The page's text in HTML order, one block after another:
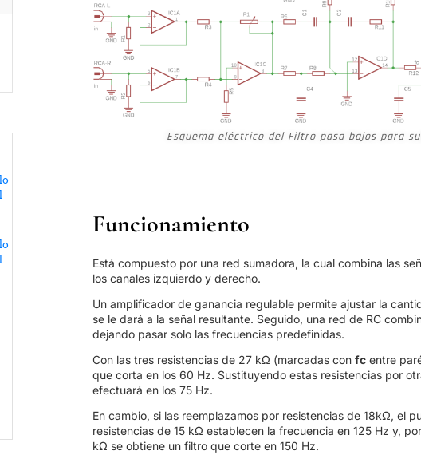
Esquema eléctrico del Filtro pasa bajos para
Funcionamiento
Está compuesto por una red sumadora, la cual combina las
los canales izquierdo y derecho.
Un amplificador de ganancia regulable permite ajustar la
se le dará a la señal resultante. Seguido, una red de RC
dejando pasar solo las frecuencias predefinidas.
Con las tres resistencias de 27 kΩ (marcadas con fcentre
que corta en los 60 Hz. Sustituyendo estas resistencias por
efectuará en los 75 Hz.
En cambio, si las reemplazamos por resistencias de 18kΩ, el
resistencias de 15 kΩ establecen la frecuencia en 125 Hz y,
kΩ se obtiene un filtro que corte en 150 Hz.